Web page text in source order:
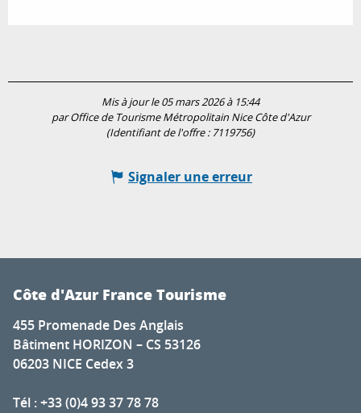
Mis à jour le 05 mars 2026 à 15:44
par Office de Tourisme Métropolitain Nice Côte d'Azur
(Identifiant de l'offre : 7119756)
Signaler une erreur
Côte d'Azur France Tourisme
455 Promenade Des Anglais
Bâtiment HORIZON – CS 53126
06203 NICE Cedex 3
Tél : +33 (0)4 93 37 78 78